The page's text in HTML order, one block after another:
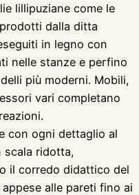
lillipuziane come le
dalla ditta
in legno con
nelle stanze e perfino
più moderni. Mobili,
vari completano
con ogni dettaglio al
scala ridotta,
il corredo didattico del
alle pareti fino ai